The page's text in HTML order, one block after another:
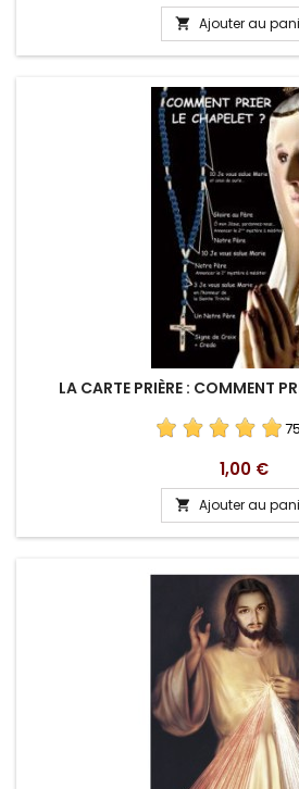
 Ajouter au
LA CARTE PRIÈRE : COMMENT
Prix
1,00 €
 Ajouter au